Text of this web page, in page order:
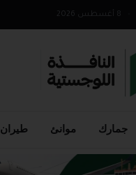
8 أغسطس 2026
جمارك موانئ طيران